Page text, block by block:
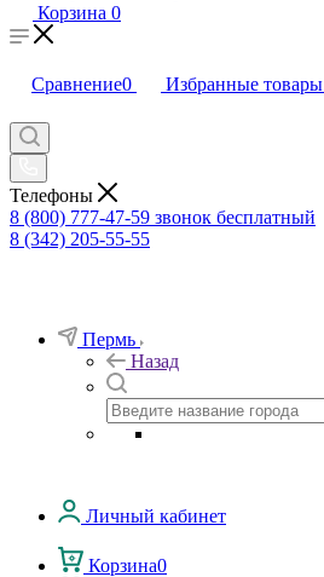
Корзина 0
Сравнение0 Избранные товары
Телефоны
8 (800) 777-47-59 звонок бесплатный
8 (342) 205-55-55
Пермь
Назад
Личный кабинет
Корзина0